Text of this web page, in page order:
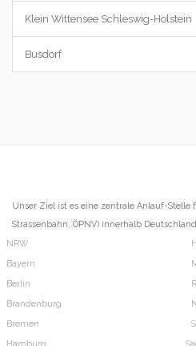
Klein Wittensee Schleswig-Holstein
Busdorf
Unser Ziel ist es eine zentrale Anlauf-Stelle
Strassenbahn, ÖPNV) innerhalb
NRW
Bayern
Berlin
Brandenburg
Bremen
Hamburg